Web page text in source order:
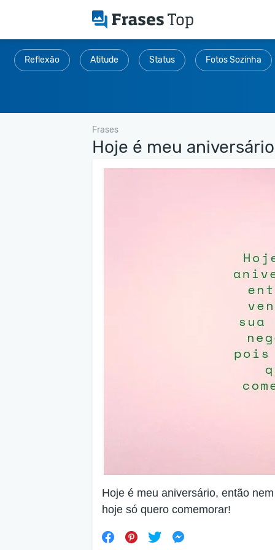
Reflexão Atitude Status Fotos Sozinha
Frases
Hoje é meu
Hoje é meu aniversário, então
hoje só quero comemorar!